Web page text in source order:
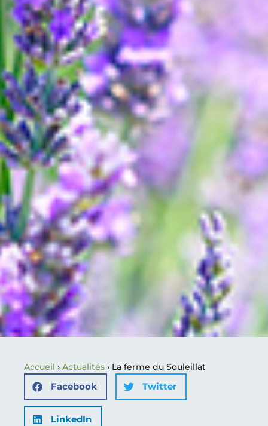
Accueil › Actualités › La ferme du Souleillat
Facebook Twitter
LinkedIn